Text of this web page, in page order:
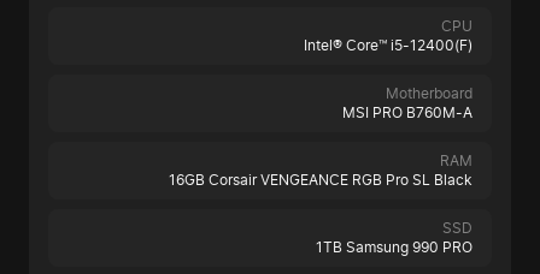
CPU
Intel® Core™ i5-12400(F)
Motherboard
MSI PRO B760M-A
RAM
16GB Corsair VENGEANCE RGB Pro SL Black
SSD
1TB Samsung 990 PRO